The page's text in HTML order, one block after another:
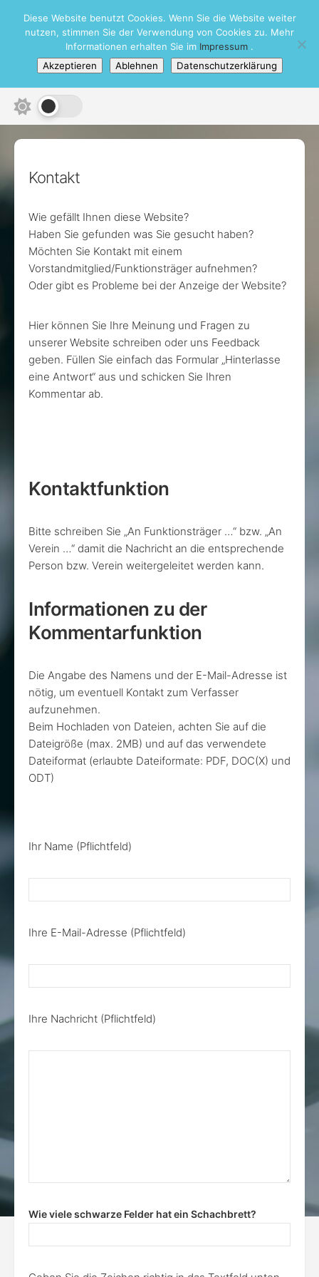
content
Schachbezirk Heidelberg e.V.
Kontakt
Wie gefällt Ihnen diese Website?
Haben Sie gefunden was Sie gesucht haben?
Möchten Sie Kontakt mit einem
Vorstandmitglied/Funktionsträger aufnehmen?
Oder gibt es Probleme bei der Anzeige der Website?
Hier können Sie Ihre Meinung und Fragen zu
unserer Website schreiben oder uns Feedback
geben. Füllen Sie einfach das Formular „Hinterlasse
eine Antwort“ aus und schicken Sie Ihren
Kommentar ab.
Kontaktfunktion
Bitte schreiben Sie „An Funktionsträger …“ bzw. „An
Verein …“ damit die Nachricht an die entsprechende
Person bzw. Verein weitergeleitet werden kann.
Informationen zu der
Kommentarfunktion
Die Angabe des Namens und der E-Mail-Adresse ist
nötig, um eventuell Kontakt zum Verfasser
aufzunehmen.
Beim Hochladen von Dateien, achten Sie auf die
Dateigröße (max. 2MB) und auf das verwendete
Dateiformat (erlaubte Dateiformate: PDF, DOC(X) und
ODT)
Ihr Name (Pflichtfeld)
Ihre E-Mail-Adresse (Pflichtfeld)
Ihre Nachricht (Pflichtfeld)
Wie viele schwarze Felder hat ein Schachbrett?
Diese Website benutzt Cookies. Wenn Sie die Website weiter
nutzen, stimmen Sie der Verwendung von Cookies zu. Mehr
Informationen erhalten Sie im Impressum .
Akzeptieren
Ablehnen Datenschutzerklärung